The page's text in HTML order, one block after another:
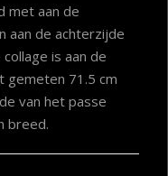
met aan de
aan de achterzijde
is aan de
gemeten 71.5 cm
van het passe
breed.